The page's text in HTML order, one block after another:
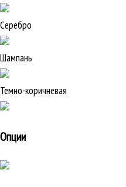
Серебро
Шампань
Темно-коричневая
Опции